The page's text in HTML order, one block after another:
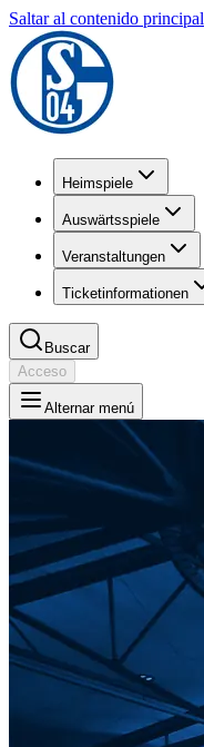
Saltar al contenido principal
Heimspiele
Auswärtsspiele
Veranstaltungen
Ticketinformationen
Buscar
Acceso
Alternar menú